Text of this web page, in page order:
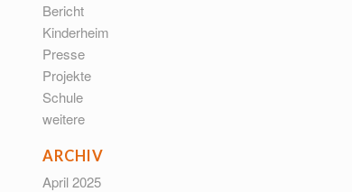
Bericht
Kinderheim
Presse
Projekte
Schule
weitere
ARCHIV
April 2025